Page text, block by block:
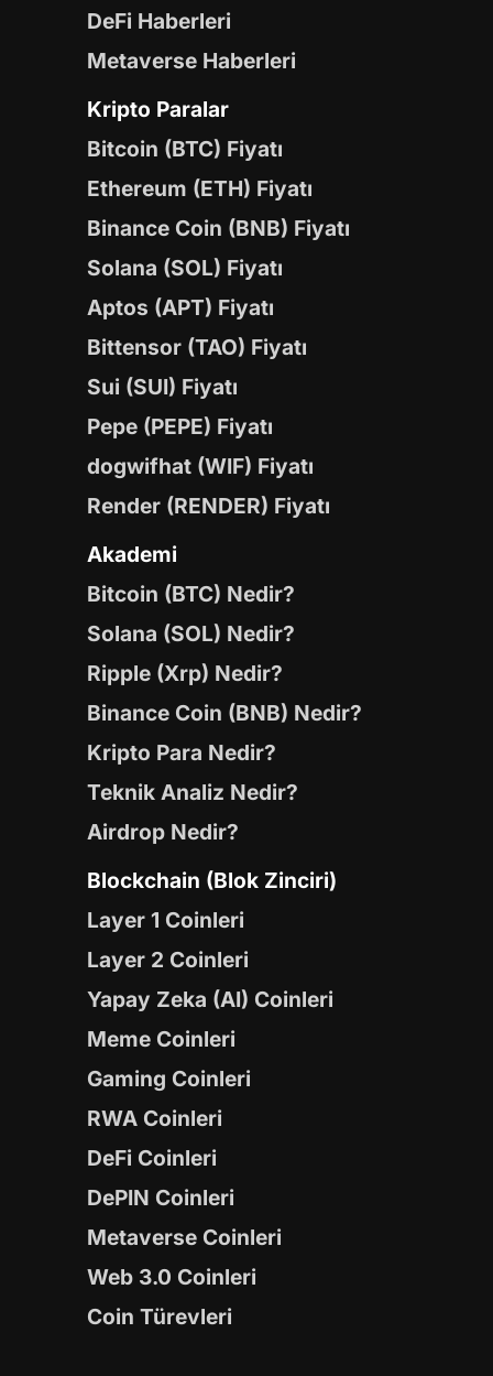
DeFi Haberleri
Metaverse Haberleri
Kripto Paralar
Bitcoin (BTC) Fiyatı
Ethereum (ETH) Fiyatı
Binance Coin (BNB) Fiyatı
Solana (SOL) Fiyatı
Aptos (APT) Fiyatı
Bittensor (TAO) Fiyatı
Sui (SUI) Fiyatı
Pepe (PEPE) Fiyatı
dogwifhat (WIF) Fiyatı
Render (RENDER) Fiyatı
Akademi
Bitcoin (BTC) Nedir?
Solana (SOL) Nedir?
Ripple (Xrp) Nedir?
Binance Coin (BNB) Nedir?
Kripto Para Nedir?
Teknik Analiz Nedir?
Airdrop Nedir?
Blockchain (Blok Zinciri)
Layer 1 Coinleri
Layer 2 Coinleri
Yapay Zeka (AI) Coinleri
Meme Coinleri
Gaming Coinleri
RWA Coinleri
DeFi Coinleri
DePIN Coinleri
Metaverse Coinleri
Web 3.0 Coinleri
Coin Türevleri